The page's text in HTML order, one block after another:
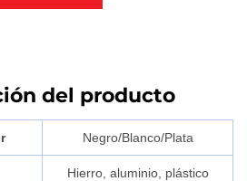
del producto
Negro/Blanco/Plata
Hierro, aluminio, plástico